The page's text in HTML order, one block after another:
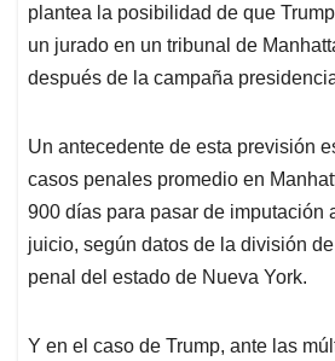
plantea la posibilidad de que
un jurado en un tribunal de
después de la campaña
Un antecedente de esta previsión
casos penales promedio en
900 días para pasar de imputación
juicio, según datos de la división
penal del estado de Nueva York.
Y en el caso de Trump, ante las